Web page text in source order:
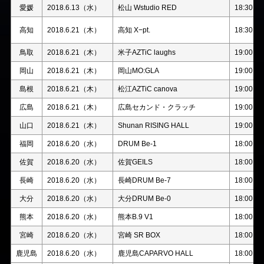
愛媛 2018.6.13（水） 松山 Wstudio RED 18:30
高知 2018.6.21（木） 高知 X−pt. 18:30
鳥取 2018.6.21（木） 米子AZTiC laughs 19:00
岡山 2018.6.21（木） 岡山MO:GLA 19:00
島根 2018.6.21（木） 松江AZTiC canova 19:00
広島 2018.6.21（木） 広島セカンド・クラッチ 19:00
山口 2018.6.21（木） Shunan RISING HALL 19:00
福岡 2018.6.20（水） DRUM Be-1 18:00
佐賀 2018.6.20（水） 佐賀GEILS 18:00
長崎 2018.6.20（水） 長崎DRUM Be-7 18:00
大分 2018.6.20（水） 大分DRUM Be-0 18:00
熊本 2018.6.20（水） 熊本B.9 V1 18:00
宮崎 2018.6.20（水） 宮崎 SR BOX 18:00
鹿児島 2018.6.20（水） 鹿児島CAPARVO HALL 18:00